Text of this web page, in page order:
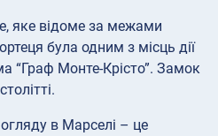
яке відоме за межами
була одним з місць дії
“Граф Монте-Крісто”. Замок
в Марселі – це